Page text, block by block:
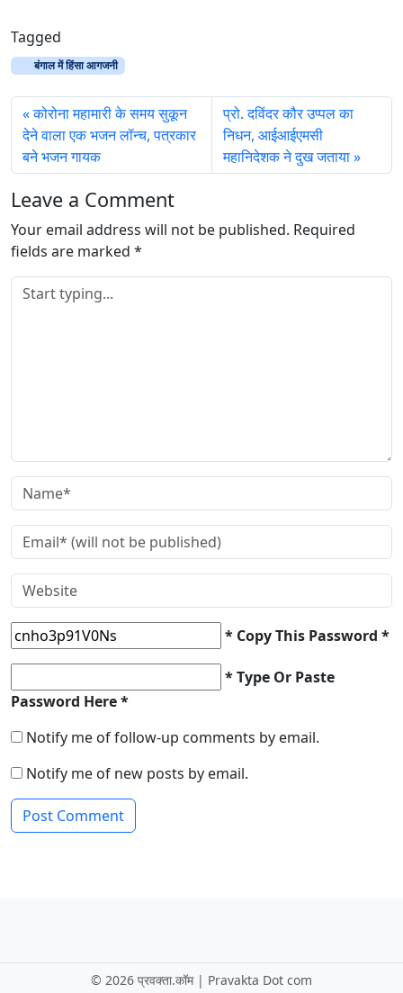
a
d
i
n
g
…
Tagged
बंगाल में हिंसा आगजनी
कोरोना महामारी के समय सुकून
देने वाला एक भजन लॉन्च, पत्रकार
बने भजन गायक
प्रो. दविंदर कौर उप्पल का
निधन, आईआईएमसी
महानिदेशक ने दुख जताया
Leave a Comment
Your email address will not be published. Required
fields are marked *
* Copy This Password *
* Type Or Paste
Password Here *
Notify me of follow-up comments by email.
Notify me of new posts by email.
© 2026 प्रवक्ता.कॉम | Pravakta Dot com